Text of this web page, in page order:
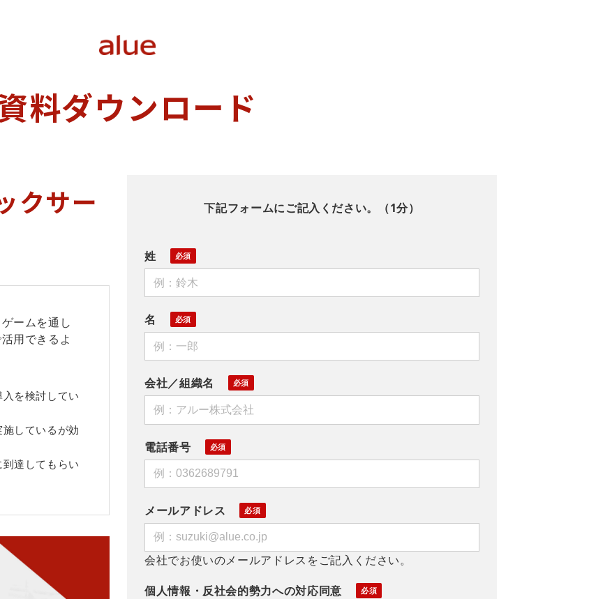
料ダウンロード
クサー
ームを通し
用できるよ
を検討してい
しているが効
達してもらい
下記フォームにご記入ください。（1分）
姓
名
会社／組織名
電話番号
メールアドレス
会社でお使いのメールアドレスをご記入ください。
個人情報・反社会的勢力への対応同意